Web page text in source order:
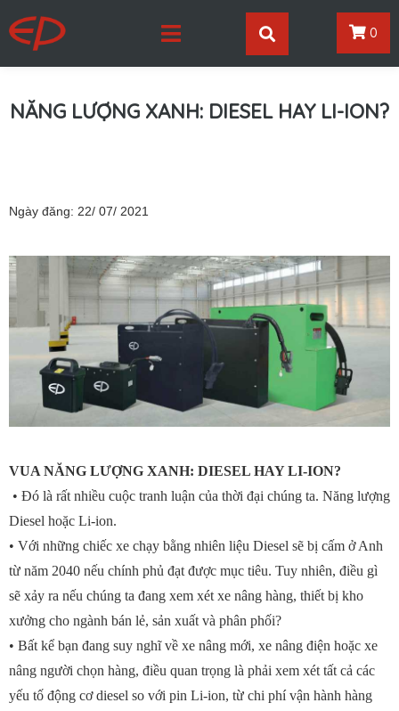
0
NĂNG LƯỢNG XANH: DIESEL HAY LI-ION?
Ngày đăng: 22/ 07/ 2021
VUA NĂNG LƯỢNG XANH: DIESEL HAY LI-ION?
• Đó là rất nhiều cuộc tranh luận của thời đại chúng ta. Năng lượng
Diesel hoặc Li-ion.
• Với những chiếc xe chạy bằng nhiên liệu Diesel sẽ bị cấm ở Anh
từ năm 2040 nếu chính phủ đạt được mục tiêu. Tuy nhiên, điều gì
sẽ xảy ra nếu chúng ta đang xem xét xe nâng hàng, thiết bị kho
xưởng cho ngành bán lẻ, sản xuất và phân phối?
• Bất kể bạn đang suy nghĩ về xe nâng mới, xe nâng điện hoặc xe
nâng người chọn hàng, điều quan trọng là phải xem xét tất cả các
yếu tố động cơ diesel so với pin Li-ion, từ chi phí vận hành hàng